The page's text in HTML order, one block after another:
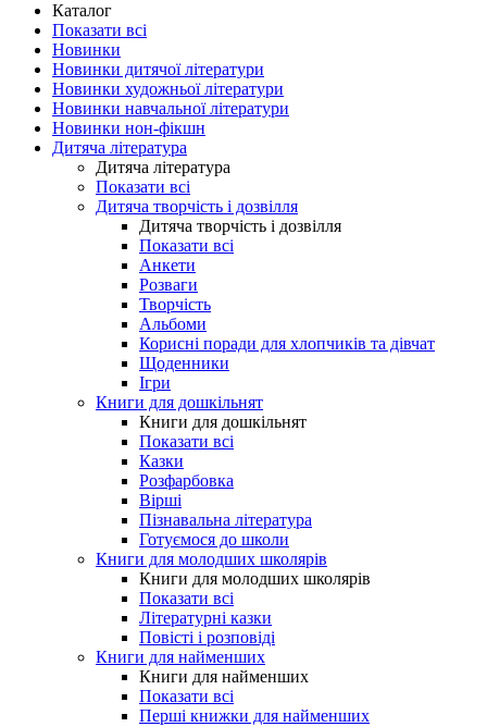
Каталог
Показати всі
Новинки
Новинки дитячої літератури
Новинки художньої літератури
Новинки навчальної літератури
Новинки нон-фікшн
Дитяча література
Дитяча література
Показати всі
Дитяча творчість і дозвілля
Дитяча творчість і дозвілля
Показати всі
Анкети
Розваги
Творчість
Альбоми
Корисні поради для хлопчиків та дівчат
Щоденники
Ігри
Книги для дошкільнят
Книги для дошкільнят
Показати всі
Казки
Розфарбовка
Вірші
Пізнавальна література
Готуємося до школи
Книги для молодших школярів
Книги для молодших школярів
Показати всі
Літературні казки
Повісті і розповіді
Книги для найменших
Книги для найменших
Показати всі
Перші книжки для найменших